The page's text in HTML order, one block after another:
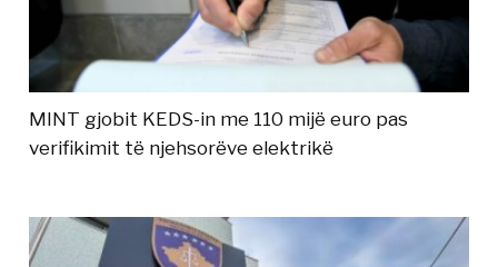
MINT gjobit KEDS-in me 110 mijë euro pas
verifikimit të njehsorëve elektrikë